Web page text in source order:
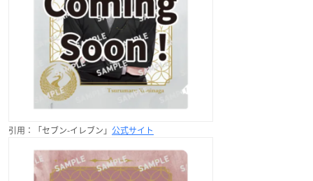
引用：「セブン-イレブン」 公式サイト